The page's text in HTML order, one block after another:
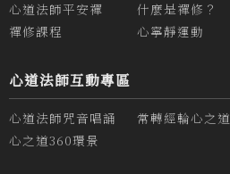
心道法師平安禪 什麼是禪修？
禪修課程
心寧靜運動
心道法師互動專區
心道法師咒音唱誦 常轉經輪心之道
心之道360環景